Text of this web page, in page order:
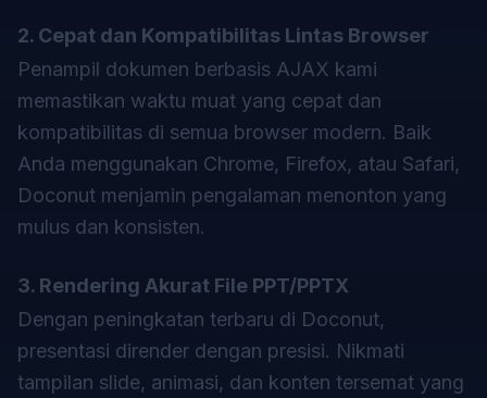
2. Cepat dan Kompatibilitas Lintas Browser
Penampil dokumen berbasis AJAX kami
memastikan waktu muat yang cepat dan
kompatibilitas di semua browser modern. Baik
Anda menggunakan Chrome, Firefox, atau Safari,
Doconut menjamin pengalaman menonton yang
mulus dan konsisten.
3. Rendering Akurat File PPT/PPTX
Dengan peningkatan terbaru di Doconut,
presentasi dirender dengan presisi. Nikmati
tampilan slide, animasi, dan konten tersemat yang